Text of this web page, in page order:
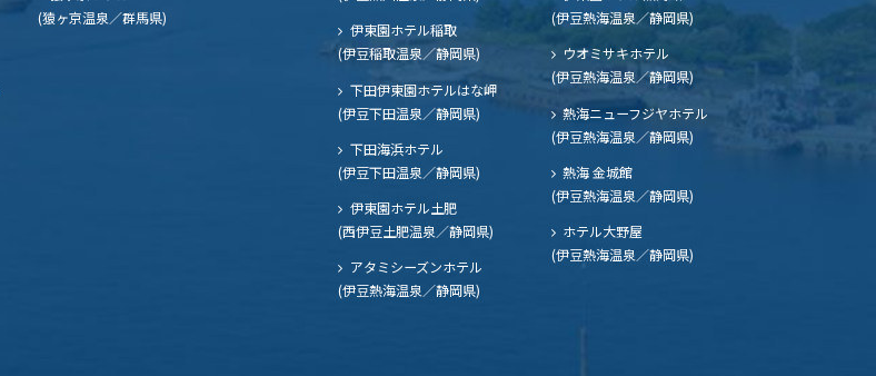
(猿ヶ京温泉／群馬県)
伊東園ホテル稲取
(伊豆稲取温泉／静岡県)
下田伊東園ホテルはな岬
(伊豆下田温泉／静岡県)
下田海浜ホテル
(伊豆下田温泉／静岡県)
伊東園ホテル土肥
(西伊豆土肥温泉／静岡県)
(伊豆熱海温泉／静岡県)
ウオミサキホテル
(伊豆熱海温泉／静岡県)
熱海ニューフジヤホテル
(伊豆熱海温泉／静岡県)
熱海 金城館
(伊豆熱海温泉／静岡県)
ホテル大野屋
(伊豆熱海温泉／静岡県)
アタミシーズンホテル
(伊豆熱海温泉／静岡県)